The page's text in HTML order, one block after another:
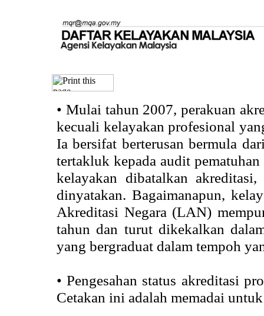
• Mulai tahun 2007, perakuan
kecuali kelayakan profesional
Ia bersifat berterusan bermula
tertakluk kepada audit
kelayakan dibatalkan
dinyatakan. Bagaimanapun,
Akreditasi Negara (LAN)
tahun dan turut dikekalkan
yang bergraduat dalam tempoh
• Pengesahan status akreditasi
Cetakan ini adalah memadai